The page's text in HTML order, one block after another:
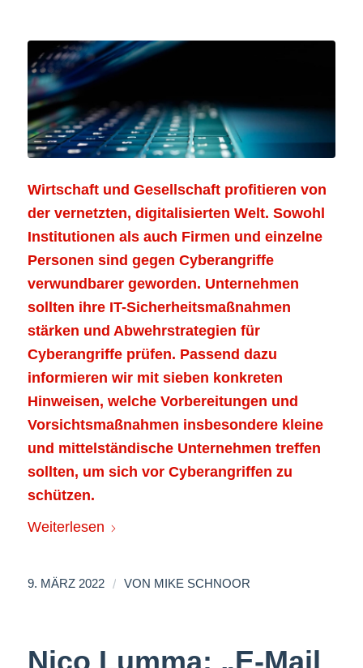
Wirtschaft und Gesellschaft profitieren von
der vernetzten, digitalisierten Welt. Sowohl
Institutionen als auch Firmen und einzelne
Personen sind gegen Cyberangriffe
verwundbarer geworden. Unternehmen
sollten ihre IT-Sicherheitsmaßnahmen
stärken und Abwehrstrategien für
Cyberangriffe prüfen. Passend dazu
informieren wir mit sieben konkreten
Hinweisen, welche Vorbereitungen und
Vorsichtsmaßnahmen insbesondere kleine
und mittelständische Unternehmen treffen
sollten, um sich vor Cyberangriffen zu
schützen.
Weiterlesen
9. MÄRZ 2022 / VON MIKE SCHNOOR
Nico Lumma: „E-Mail